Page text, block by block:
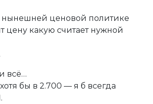
нынешней ценовой политике
цену какую считает нужной
всё…
бы в 2.700 — я б всегда